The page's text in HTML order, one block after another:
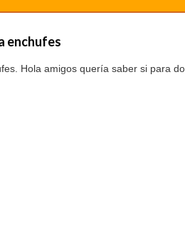
enchufes
Hola amigos quería saber si para